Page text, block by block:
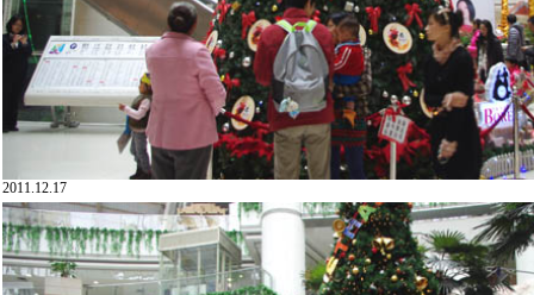
2011.12.17